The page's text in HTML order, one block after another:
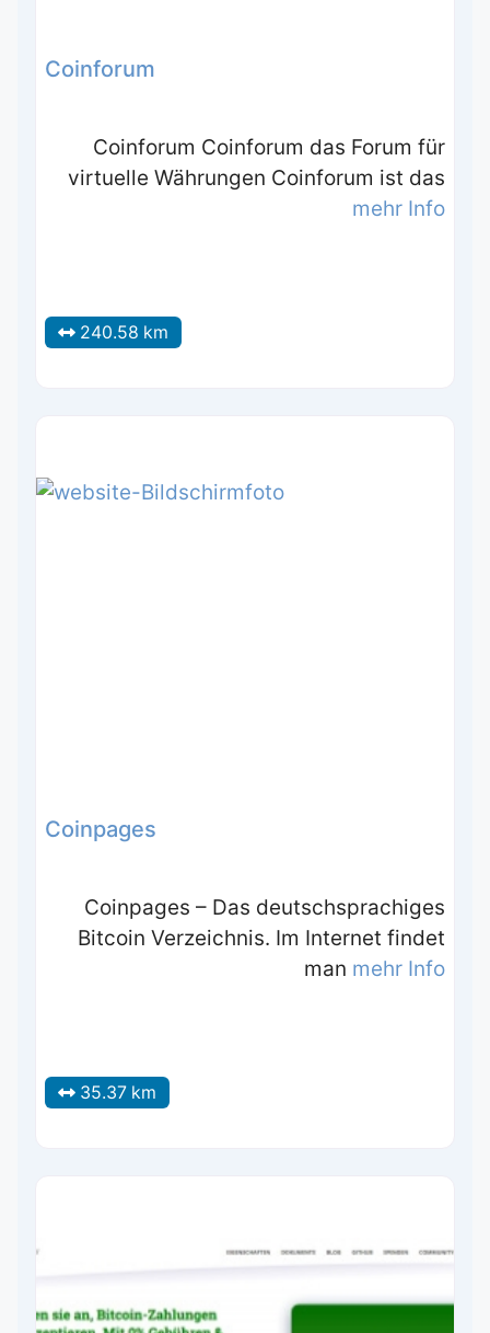
Coinforum
Coinforum Coinforum das Forum für
virtuelle Währungen Coinforum ist das
mehr Info
240.58 km
Coinpages
Coinpages – Das deutschsprachiges
Bitcoin Verzeichnis. Im Internet findet
man mehr Info
35.37 km